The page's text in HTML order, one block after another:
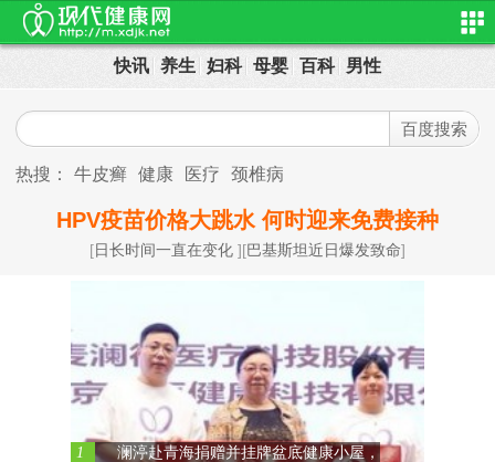
快讯 养生 妇科 母婴 百科 男性
热搜： 牛皮癣 健康 医疗 颈椎病
HPV疫苗价格大跳水 何时迎来免费接种
[日长时间一直在变化 ][巴基斯坦近日爆发致命]
1
澜渟赴青海捐赠并挂牌盆底健康小屋，